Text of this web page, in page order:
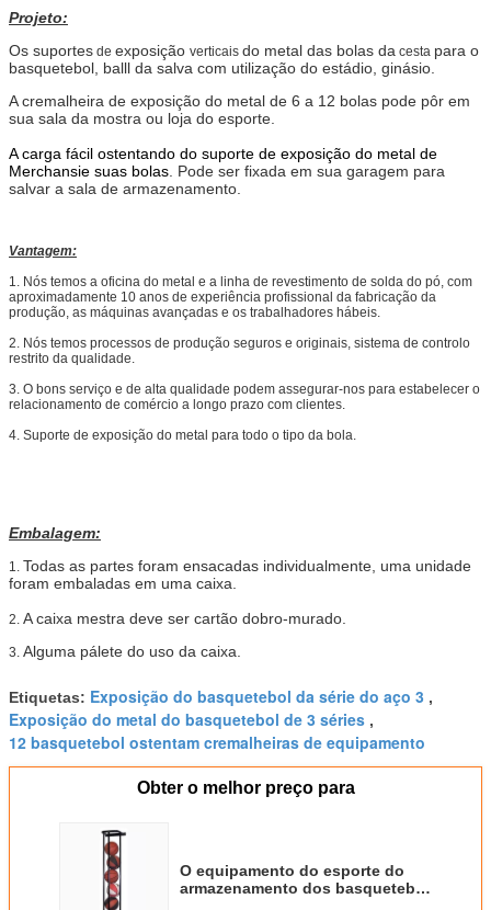
Projeto:
Os suportes de exposição verticais do metal das bolas da cesta para o
basquetebol, balll da salva com utilização do estádio, ginásio.
A cremalheira de exposição do metal de 6 a 12 bolas pode pôr em
sua sala da mostra ou loja do esporte.
A carga fácil ostentando do suporte de exposição do metal de
Merchansie suas bolas . Pode ser fixada em sua garagem para
salvar a sala de armazenamento.
Vantagem:
1. Nós temos a oficina do metal e a linha de revestimento de solda do pó, com
aproximadamente 10 anos de experiência profissional da fabricação da
produção, as máquinas avançadas e os trabalhadores hábeis.
2. Nós temos processos de produção seguros e originais, sistema de controlo
restrito da qualidade.
3. O bons serviço e de alta qualidade podem assegurar-nos para estabelecer o
relacionamento de comércio a longo prazo com clientes.
4. Suporte de exposição do metal para todo o tipo da bola.
Embalagem:
1. Todas as partes foram ensacadas individualmente, uma unidade
foram embaladas em uma caixa.
2. A caixa mestra deve ser cartão dobro-murado.
3. Alguma pálete do uso da caixa.
Etiquetas: Exposição do basquetebol da série do aço 3 ,
Exposição do metal do basquetebol de 3 séries ,
12 basquetebol ostentam cremalheiras de equipamento
Obter o melhor preço para
O equipamento do esporte do
armazenamento dos basquetebol